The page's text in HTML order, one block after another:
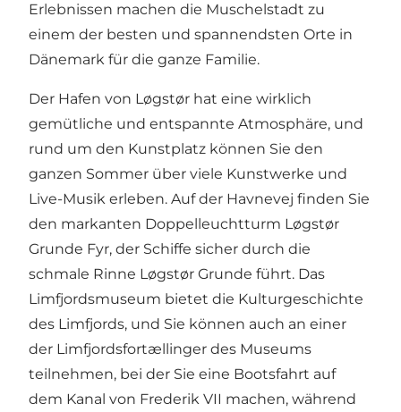
Erlebnissen machen die Muschelstadt zu
einem der besten und spannendsten Orte in
Dänemark für die ganze Familie.
Der Hafen von Løgstør hat eine wirklich
gemütliche und entspannte Atmosphäre, und
rund um den Kunstplatz können Sie den
ganzen Sommer über viele Kunstwerke und
Live-Musik erleben. Auf der Havnevej finden Sie
den markanten Doppelleuchtturm Løgstør
Grunde Fyr, der Schiffe sicher durch die
schmale Rinne Løgstør Grunde führt. Das
Limfjordsmuseum bietet die Kulturgeschichte
des Limfjords, und Sie können auch an einer
der Limfjordsfortællinger des Museums
teilnehmen, bei der Sie eine Bootsfahrt auf
dem Kanal von Frederik VII machen, während